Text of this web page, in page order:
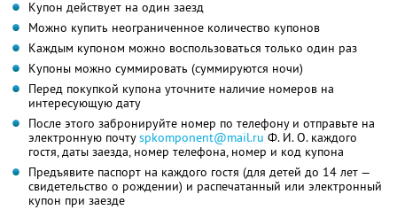
Купон действует на один заезд
Можно купить неограниченное количество купонов
Каждым купоном можно воспользоваться только один раз
Купоны можно суммировать (суммируются ночи)
Перед покупкой купона уточните наличие номеров на
интересующую дату
После этого забронируйте номер по телефону и отправьте на
электронную почтуspkomponent@mail.ru Ф. И. О.каждого
гостя, даты заезда, номер телефона, номер и код купона
Предъявите паспорт на каждого гостя (для детей до 14 лет —
свидетельство о рождении) и распечатанный или электронный
купон при заезде